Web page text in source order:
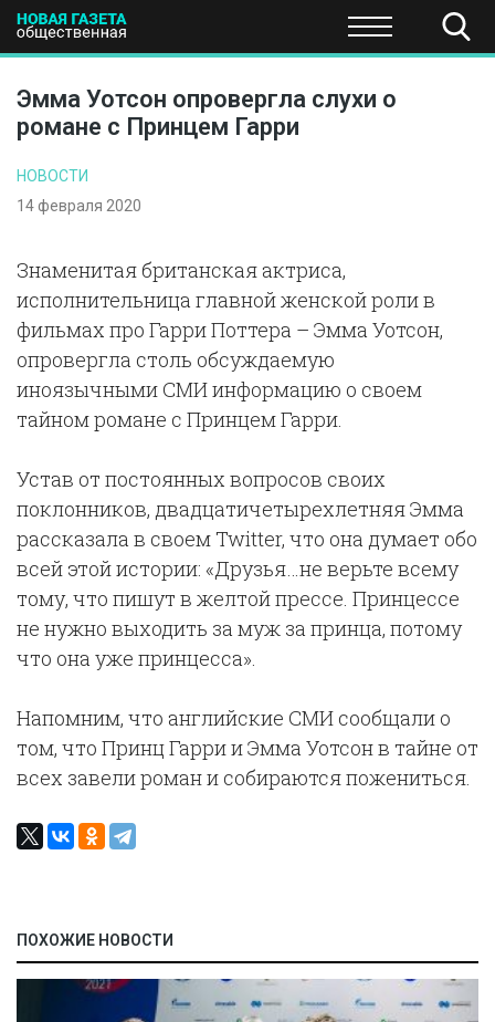
ПОЛИТИКА ЭКОНОМИКА НАУКА И
Эмма Уотсон опровергла слухи о
романе с Принцем Гарри
НОВОСТИ
14 февраля 2020
Знаменитая британская актриса,
исполнительница главной женской роли в
фильмах про Гарри Поттера – Эмма Уотсон,
опровергла столь обсуждаемую
иноязычными СМИ информацию о своем
тайном романе с Принцем Гарри.
Устав от постоянных вопросов своих
поклонников, двадцатичетырехлетняя Эмма
рассказала в своем Twitter, что она думает обо
всей этой истории: «Друзья…не верьте всему
тому, что пишут в желтой прессе. Принцессе
не нужно выходить за муж за принца, потому
что она уже принцесса».
Напомним, что английские СМИ сообщали о
том, что Принц Гарри и Эмма Уотсон в тайне от
всех завели роман и собираются пожениться.
ПОХОЖИЕ НОВОСТИ